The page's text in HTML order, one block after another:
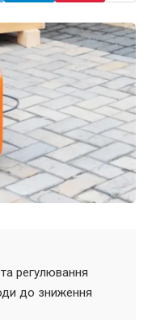
та регулювання
до зниження